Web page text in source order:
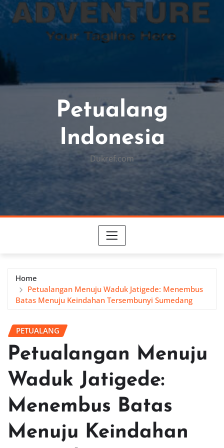
Petualang
Indonesia
Dukref.com
Home
Petualangan Menuju Waduk Jatigede: Menembus
Batas Menuju Keindahan Tersembunyi Sumedang
PETUALANG
Petualangan Menuju
Waduk Jatigede:
Menembus Batas
Menuju Keindahan